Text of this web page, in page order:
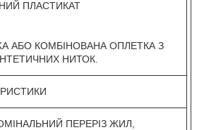
ПЛАСТИКАТ
АБО КОМБІНОВАНА ОПЛЕТКА З
НИТОК.
ПЕРЕРІЗ ЖИЛ,